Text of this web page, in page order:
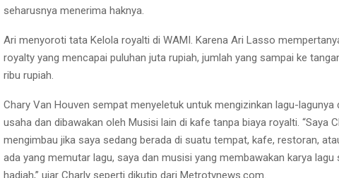
seharusnya menerima haknya.
Ari menyoroti tata Kelola royalti di WAMI. Karena Ari Lasso
royalty yang mencapai puluhan juta rupiah, jumlah yang sampai ke
ribu rupiah.
Chary Van Houven sempat menyeletuk untuk mengizinkan lagu-
usaha dan dibawakan oleh Musisi lain di kafe tanpa biaya royalti. “Saya
mengimbau jika saya sedang berada di suatu tempat, kafe, restoran,
ada yang memutar lagu, saya dan musisi yang membawakan karya lagu
hadiah,” ujar Charly seperti dikutip dari Metrotvnews.com.